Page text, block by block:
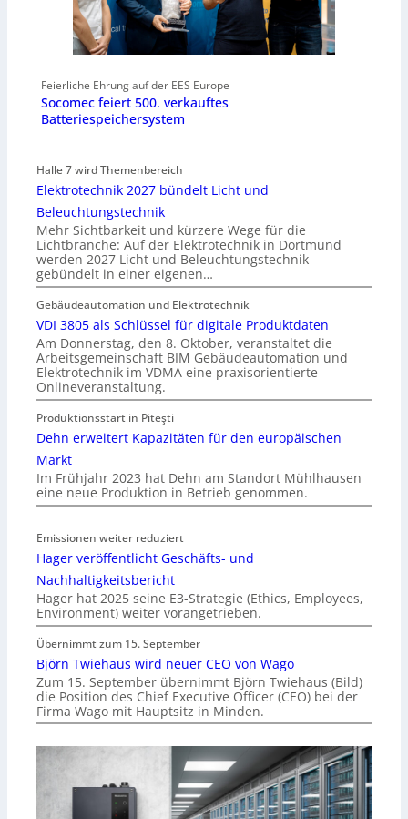
Feierliche Ehrung auf der EES Europe
Socomec feiert 500. verkauftes
Batteriespeichersystem
Halle 7 wird Themenbereich
Elektrotechnik 2027 bündelt Licht und
Beleuchtungstechnik
Mehr Sichtbarkeit und kürzere Wege für die
Lichtbranche: Auf der Elektrotechnik in Dortmund
werden 2027 Licht und Beleuchtungstechnik
gebündelt in einer eigenen…
Gebäudeautomation und Elektrotechnik
VDI 3805 als Schlüssel für digitale Produktdaten
Am Donnerstag, den 8. Oktober, veranstaltet die
Arbeitsgemeinschaft BIM Gebäudeautomation und
Elektrotechnik im VDMA eine praxisorientierte
Onlineveranstaltung.
Produktionsstart in Piteşti
Dehn erweitert Kapazitäten für den europäischen
Markt
Im Frühjahr 2023 hat Dehn am Standort Mühlhausen
eine neue Produktion in Betrieb genommen.
Emissionen weiter reduziert
Hager veröffentlicht Geschäfts- und
Nachhaltigkeitsbericht
Hager hat 2025 seine E3-Strategie (Ethics, Employees,
Environment) weiter vorangetrieben.
Übernimmt zum 15. September
Björn Twiehaus wird neuer CEO von Wago
Zum 15. September übernimmt Björn Twiehaus (Bild)
die Position des Chief Executive Officer (CEO) bei der
Firma Wago mit Hauptsitz in Minden.